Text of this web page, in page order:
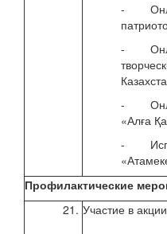
-
-
-
«Алға
-
Профилактические
21. Участие в